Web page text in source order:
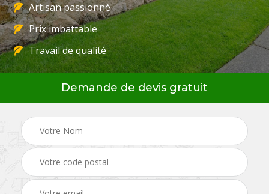
Artisan passionné
Prix imbattable
Travail de qualité
Demande de devis gratuit